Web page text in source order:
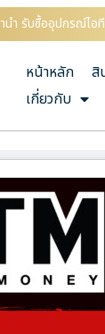
นำ รับซื้ออุปกรณ์ไ
หน้าหลัก สิ
เกี่ยวกับ